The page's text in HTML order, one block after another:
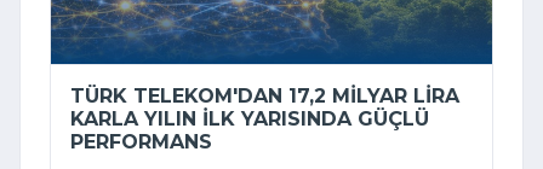
TÜRK TELEKOM'DAN 17,2 MILYAR LIRA
KARLA YILIN ILK YARISINDA GÜÇLÜ
PERFORMANS